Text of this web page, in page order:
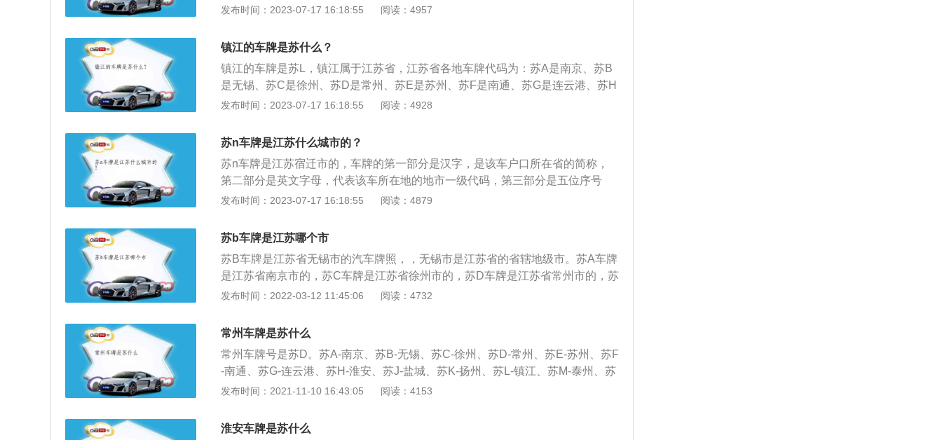
苏f代表南通、苏g代表连云港、苏h代表淮安、苏代表盐城、苏k代表扬州、苏代
第一个汉字后面的字母代表市或区，从车牌的一个汉字和字母就可以知道这辆车
属于哪里。
发布时间：2023-07-17 16:18:55 阅读：4957
镇江的车牌是苏什么？
镇江的车牌是苏L，镇江属于江苏省，江苏省各地车牌代码为：苏A是南京、苏B
是无锡、苏C是徐州、苏D是常州、苏E是苏州、苏F是南通、苏G是连云港、苏H
是淮安、苏J是盐城、苏K是扬州、苏L是镇江、苏M是泰州、苏N是宿迁、苏U是
辖市、自治区）的简称；车牌第二位是英文字母，代表该车户口所在的地级行政
区，为各（地级市、地区、自治州、盟）字母代码，通常按省级车管所以各地级
行政区状况分划排名。
发布时间：2023-07-17 16:18:55 阅读：4928
苏n车牌是江苏什么城市的？
苏n车牌是江苏宿迁市的，车牌的第一部分是汉字，是该车户口所在省的简称，
第二部分是英文字母，代表该车所在地的地市一级代码，第三部分是五位序号
码。汽车号牌是准许汽车上道行驶的法定凭证，是道路交通管理部门、社会治安
别是：苏A是南京、苏B是无锡、苏C是徐州、苏D是常州、苏E是苏州、苏F是南
通、苏G是连云港、苏H是淮安、苏J是盐城、苏K是扬州、苏L是镇江、苏M是泰
州。
发布时间：2023-07-17 16:18:55 阅读：4879
苏b车牌是江苏哪个市
苏B车牌是江苏省无锡市的汽车牌照，，无锡市是江苏省的省辖地级市。苏A车牌
是江苏省南京市的，苏C车牌是江苏省徐州市的，苏D车牌是江苏省常州市的，苏
E车牌是江苏省苏州市的，苏F车牌是江苏省南通市的，苏G车牌是江苏省连云港
省扬州市的，苏L车牌是江苏省镇江市的，苏M车牌是江苏省泰州市的，苏N车牌
是江苏省宿迁市的，分类标准是按照经济水平高低分的。
发布时间：2022-03-12 11:45:06 阅读：4732
常州车牌是苏什么
常州车牌号是苏D。苏A-南京、苏B-无锡、苏C-徐州、苏D-常州、苏E-苏州、苏F
-南通、苏G-连云港、苏H-淮安、苏J-盐城、苏K-扬州、苏L-镇江、苏M-泰州、苏
N-宿迁、苏U-苏州增补。汽车牌照字母的排序是按照成立地级市的先后顺序。车
据经济排列，还要考虑综合行政面积，总人口数量等因素。往后城市的字母排
发布时间：2021-11-10 16:43:05 阅读：4153
淮安车牌是苏什么